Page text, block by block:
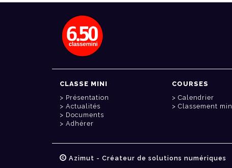
CLASSE MINI
Présentation
Actualités
Documents
Adhérer
COURSES
Calendrier
Classement
Azimut - Créateur de solutions numériques